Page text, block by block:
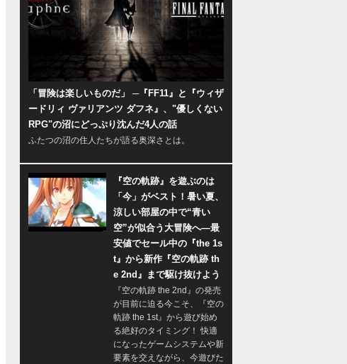
「冒険は楽しいものだ」 ─『FF11』と『ウィザ
ードリィ ヴァリアンツ ダフネ』、"優しくない
RPG"の沼にどっぷり沈んだ4人の話
ふたつの沼の住人たちが語る奥深さとは。
『空の軌跡』を遊ぶのは
「今」がベスト！暑い夏、
涼しい部屋の中で“青い
空”が似合う大冒険へ―最
安値でセール中の『the 1s
t』から新作『空の軌跡 th
e 2nd』まで駆け抜けよう
『空の軌跡 the 2nd』の発売
が目前に迫る今こそ、『空の
軌跡 the 1st』から遊び始め
る絶好のタイミング！ 快適
になったゲームシステムや新
要素を交えながら、今遊びた